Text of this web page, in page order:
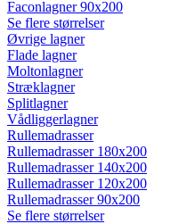
Faconlagner 90x200
Se flere størrelser
Øvrige lagner
Flade lagner
Moltonlagner
Stræklagner
Splitlagner
Vådliggerlagner
Rullemadrasser
Rullemadrasser 180x200
Rullemadrasser 140x200
Rullemadrasser 120x200
Rullemadrasser 90x200
Se flere størrelser